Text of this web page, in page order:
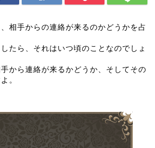
相手からの連絡が来るのかどうかを占
たら、それはいつ頃のことなのでしょ
から連絡が来るかどうか、そしてその
。